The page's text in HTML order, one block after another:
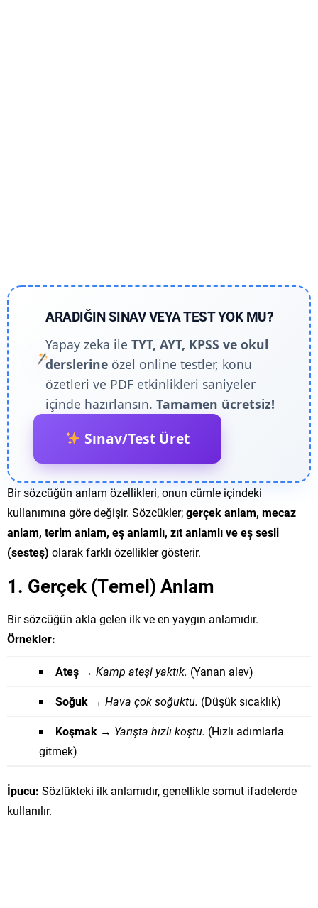
ARADIĞIN SINAV VEYA TEST YOK MU?
Yapay zeka ileTYT, AYT, KPSS ve okul
derslerine özel online testler, konu
özetleri ve PDF etkinlikleri saniyeler
içinde hazırlansın.Tamamen ücretsiz!
Sınav/Test Üret
Bir sözcüğün anlam özellikleri, onun cümle içindeki
kullanımına göre değişir. Sözcükler;gerçek anlam, mecaz
anlam, terim anlam, eş anlamlı, zıt anlamlı ve eş sesli
(sesteş) olarak farklı özellikler gösterir.
1. Gerçek (Temel) Anlam
Bir sözcüğün akla gelen ilk ve en yaygın anlamıdır.
Örnekler:
Ateş → Kamp ateşi yaktık. (Yanan alev)
Soğuk → Hava çok soğuktu. (Düşük sıcaklık)
Koşmak → Yarışta hızlı koştu. (Hızlı adımlarla
gitmek)
İpucu: Sözlükteki ilk anlamıdır, genellikle somut ifadelerde
kullanılır.